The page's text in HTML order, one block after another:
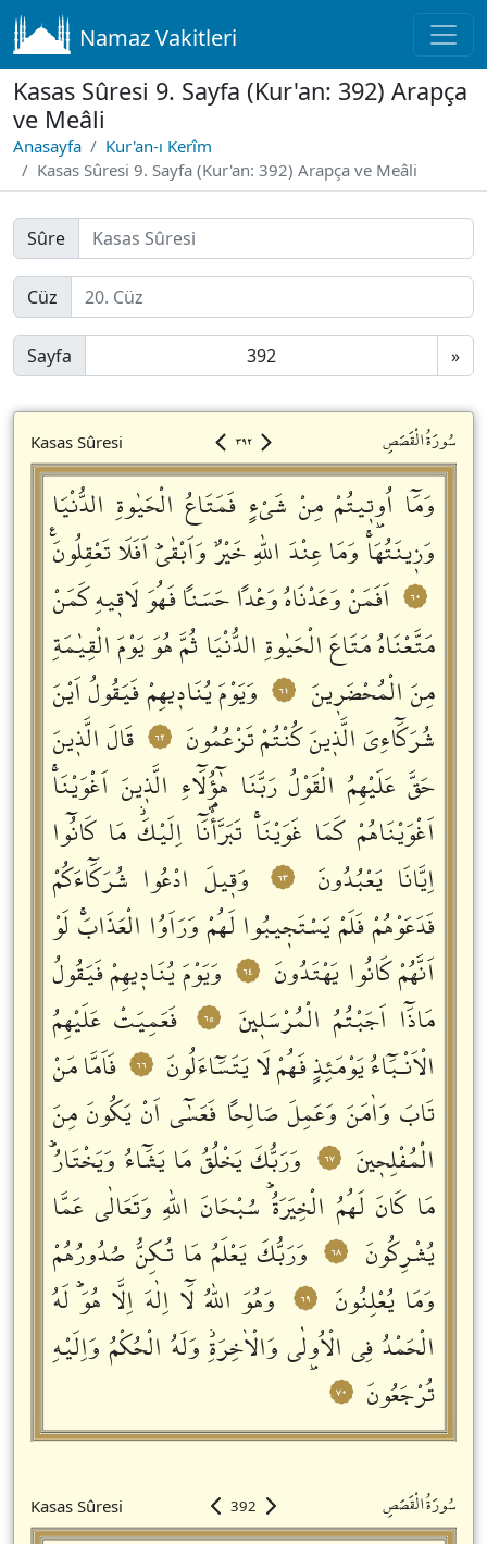
Namaz Vakitleri
Kasas Sûresi 9. Sayfa (Kur'an: 392) Arapça
ve Meâli
Anasayfa
Kur'an-ı Kerîm
Kasas Sûresi 9. Sayfa (Kur'an: 392) Arapça ve Meâli
Sûre
Cüz
Sayfa »
Kasas Sûresi 392 سُورَةُالْقَصَصِ
Kasas Sûresi ٣٩٢ سُورَةُالْقَصَصِ
وَمَٓا اُو۫تٖيتُمْ مِنْ شَيْءٍ فَمَتَاعُ الْحَيٰوةِ الدُّنْيَا
وَزٖينَتُهَاۚ وَمَا عِنْدَ اللّٰهِ خَيْرٌ وَاَبْقٰىؕ اَفَلَا تَعْقِلُونَࣖ
٦٠
اَفَمَنْ وَعَدْنَاهُ وَعْداً حَسَناً فَهُوَ لَاقٖيهِ كَمَنْ
مَتَّعْنَاهُ مَتَاعَ الْحَيٰوةِ الدُّنْيَا ثُمَّ هُوَ يَوْمَ الْقِيٰمَةِ
مِنَ الْمُحْضَرٖينَ
٦١
وَيَوْمَ يُنَادٖيهِمْ فَيَقُولُ اَيْنَ
شُرَكَٓاءِيَ الَّذٖينَ كُنْتُمْ تَزْعُمُونَ
٦٢
قَالَ الَّذٖينَ
حَقَّ عَلَيْهِمُ الْقَوْلُ رَبَّنَا هٰٓؤُ۬لَٓاءِ الَّذٖينَ اَغْوَيْنَاۚ
اَغْوَيْنَاهُمْ كَمَا غَوَيْنَاۚ تَبَرَّأْنَٓا اِلَيْكَؗ مَا كَانُٓوا
اِيَّانَا يَعْبُدُونَ
٦٣
وَقٖيلَ ادْعُوا شُرَكَٓاءَكُمْ
فَدَعَوْهُمْ فَلَمْ يَسْتَجٖيبُوا لَهُمْ وَرَاَوُا الْعَذَابَۚ لَوْ
اَنَّهُمْ كَانُوا يَهْتَدُونَ
٦٤
وَيَوْمَ يُنَادٖيهِمْ فَيَقُولُ
مَاذَٓا اَجَبْتُمُ الْمُرْسَلٖينَ
٦٥
فَعَمِيَتْ عَلَيْهِمُ
الْاَنْـبَٓاءُ يَوْمَئِذٍ فَهُمْ لَا يَتَسَٓاءَلُونَ
٦٦
فَاَمَّا مَنْ
تَابَ وَاٰمَنَ وَعَمِلَ صَالِحاً فَعَسٰٓى اَنْ يَكُونَ مِنَ
الْمُفْلِحٖينَ
٦٧
وَرَبُّكَ يَخْلُقُ مَا يَشَٓاءُ وَيَخْتَارُؕ
مَا كَانَ لَهُمُ الْخِيَرَةُؕ سُبْحَانَ اللّٰهِ وَتَعَالٰى عَمَّا
يُشْرِكُونَ
٦٨
وَرَبُّكَ يَعْلَمُ مَا تُكِنُّ صُدُورُهُمْ
وَمَا يُعْلِنُونَ
٦٩
وَهُوَ اللّٰهُ لَٓا اِلٰهَ اِلَّا هُوَؕ لَهُ
الْحَمْدُ فِي الْاُو۫لٰى وَالْاٰخِرَةِؗ وَلَهُ الْحُكْمُ وَاِلَيْهِ
تُرْجَعُونَ
٧٠